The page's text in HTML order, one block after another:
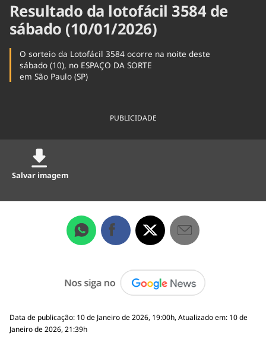
Resultado da lotofácil 3584 de
sábado (10/01/2026)
O sorteio da Lotofácil 3584 ocorre na noite deste
sábado (10), no ESPAÇO DA SORTE
em São Paulo (SP)
PUBLICIDADE
Salvar imagem
Data de publicação: 10 de Janeiro de 2026, 19:00h, Atualizado em: 10 de
Janeiro de 2026, 21:39h